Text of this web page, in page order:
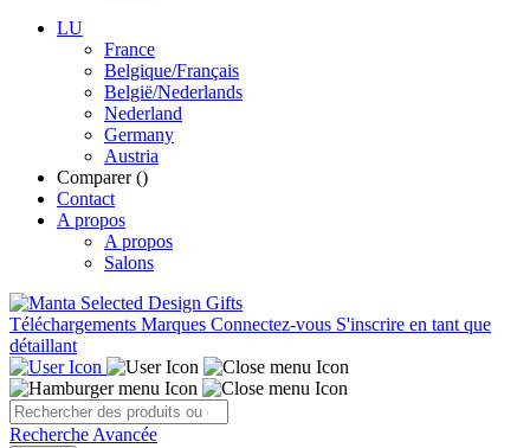
LU
France
Belgique/Français
België/Nederlands
Nederland
Germany
Austria
Comparer ()
Contact
A propos
A propos
Salons
Téléchargements Marques Connectez-vous S'inscrire en tant que
détaillant
Recherche Avancée